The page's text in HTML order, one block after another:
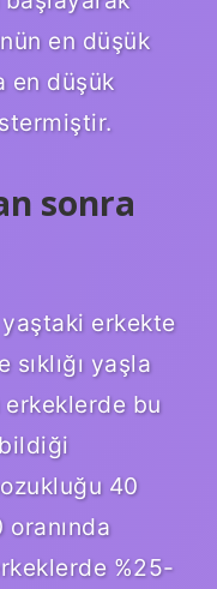
en düşük
en düşük
sonra
erkekte
yaşla
bu
40
%25-